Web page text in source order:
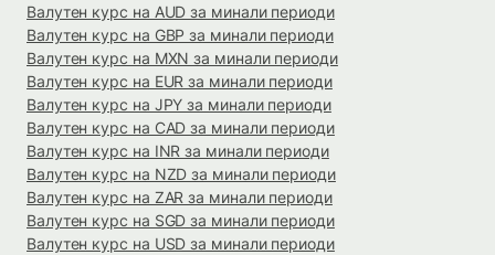
Валутен курс на AUD за минали периоди
Валутен курс на GBP за минали периоди
Валутен курс на MXN за минали периоди
Валутен курс на EUR за минали периоди
Валутен курс на JPY за минали периоди
Валутен курс на CAD за минали периоди
Валутен курс на INR за минали периоди
Валутен курс на NZD за минали периоди
Валутен курс на ZAR за минали периоди
Валутен курс на SGD за минали периоди
Валутен курс на USD за минали периоди